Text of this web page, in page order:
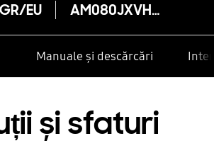
EU AM080JXVHGR/EU
Manuale și descărcări
și sfaturi